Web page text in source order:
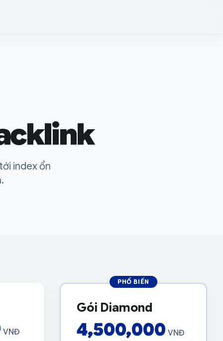
index ổn
VNĐ
PHỔ BIẾN
Gói Diamond
4,500,000 VNĐ